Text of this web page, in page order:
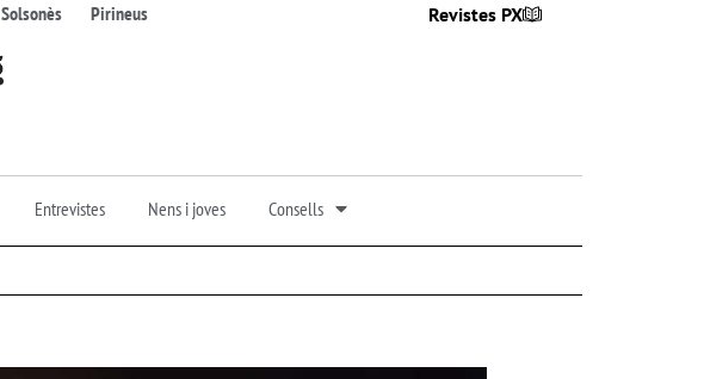
Solsonès Pirineus Revistes PX
Entrevistes Nens i joves Consells